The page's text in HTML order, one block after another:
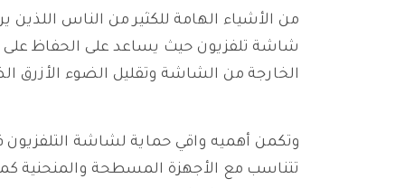
من الأشياء الهامة للكثير من الناس
شاشة تلفزيون حيث يساعد على الحفاظ
الخارجة من الشاشة وتقليل الضوء الأزرق
وتكمن أهميه واقي حماية لشاشة